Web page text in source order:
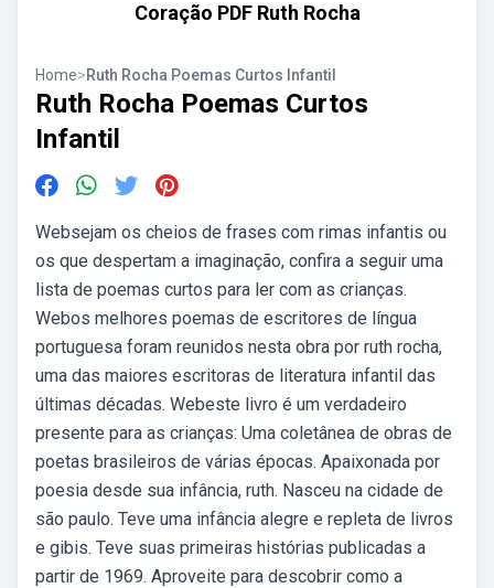
Coração PDF Ruth Rocha
Home>Ruth Rocha Poemas Curtos Infantil
Ruth Rocha Poemas Curtos
Infantil
Websejam os cheios de frases com rimas infantis ou
os que despertam a imaginação, confira a seguir uma
lista de poemas curtos para ler com as crianças.
Webos melhores poemas de escritores de língua
portuguesa foram reunidos nesta obra por ruth rocha,
uma das maiores escritoras de literatura infantil das
últimas décadas. Webeste livro é um verdadeiro
presente para as crianças: Uma coletânea de obras de
poetas brasileiros de várias épocas. Apaixonada por
poesia desde sua infância, ruth. Nasceu na cidade de
são paulo. Teve uma infância alegre e repleta de livros
e gibis. Teve suas primeiras histórias publicadas a
partir de 1969. Aproveite para descobrir como a